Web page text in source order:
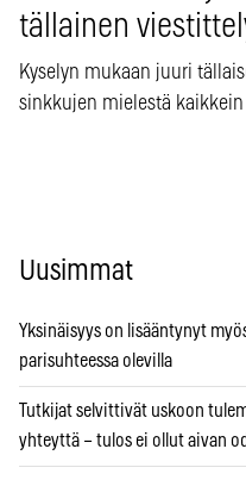
tällainen
Kyselyn mukaan juuri
sinkkujen mielestä
Uusimmat
Yksinäisyys on lisääntynyt
parisuhteessa olevilla
Tutkijat selvittivät uskoon
yhteyttä – tulos ei ollut aivan